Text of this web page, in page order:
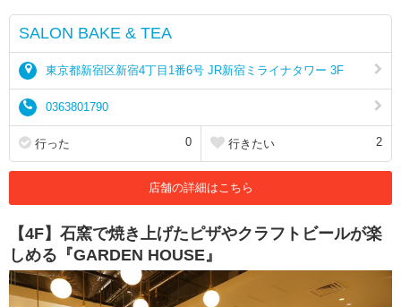
SALON BAKE & TEA
東京都新宿区新宿4丁目1番6号 JR新宿ミライナタワー 3F
0363801790
行った 0 行きたい 2
店舗の詳細はこちら
【4F】石窯で焼き上げたピザやクラフトビールが楽
しめる『GARDEN HOUSE』